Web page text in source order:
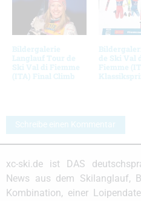
Bildergalerie
Langlauf Tour de
Ski Val di Fiemme
(ITA) Final Climb
de Ski Val
Fiemme
Schreibe einen Kommentar
xc-ski.de ist DAS
News aus dem Skilanglauf,
Kombination, einer